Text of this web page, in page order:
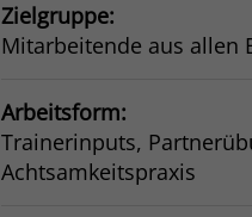
Zielgruppe:
Mitarbeitende aus allen
Arbeitsform:
Trainerinputs,
Achtsamkeitspraxis